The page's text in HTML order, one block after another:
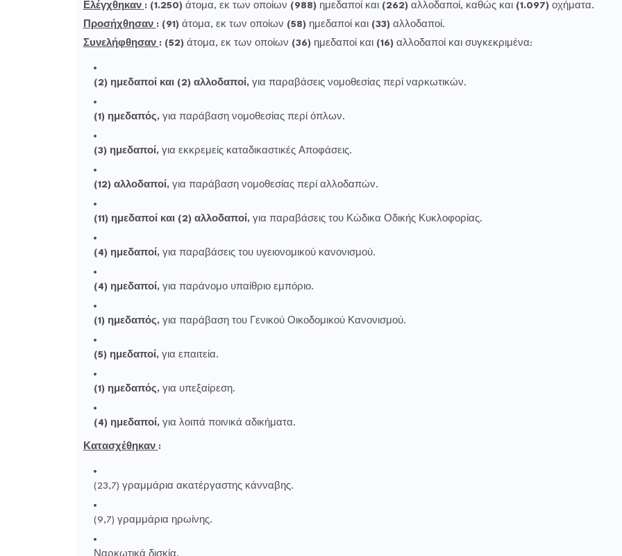
Ελέγχθηκαν : (1.250) άτομα, εκ των οποίων (988)ημεδαποί και (262)αλλοδαποί, καθώς και (1.097)οχήματα.
Προσήχθησαν : (91)άτομα, εκ των οποίων (58)ημεδαποί και (33)αλλοδαποί.
Συνελήφθησαν : (52)άτομα, εκ των οποίων (36)ημεδαποί και (16)αλλοδαποί και συγκεκριμένα:
(2) ημεδαποί και (2) αλλοδαποί, για παραβάσεις νομοθεσίας περί ναρκωτικών.
(1) ημεδαπός, για παράβαση νομοθεσίας περί όπλων.
(3) ημεδαποί, για εκκρεμείς καταδικαστικές Αποφάσεις.
(12) αλλοδαποί, για παράβαση νομοθεσίας περί αλλοδαπών.
(11) ημεδαποί και (2) αλλοδαποί, για παραβάσεις του Κώδικα Οδικής Κυκλοφορίας.
(4) ημεδαποί, για παραβάσεις του υγειονομικού κανονισμού.
(4) ημεδαποί, για παράνομο υπαίθριο εμπόριο.
(1) ημεδαπός, για παράβαση του Γενικού Οικοδομικού Κανονισμού.
(5) ημεδαποί, για επαιτεία.
(1) ημεδαπός, για υπεξαίρεση.
(4) ημεδαποί, για λοιπά ποινικά αδικήματα.
Κατασχέθηκαν :
(23,7) γραμμάρια ακατέργαστης κάνναβης.
(9,7) γραμμάρια ηρωίνης.
Ναρκωτικά δισκία.